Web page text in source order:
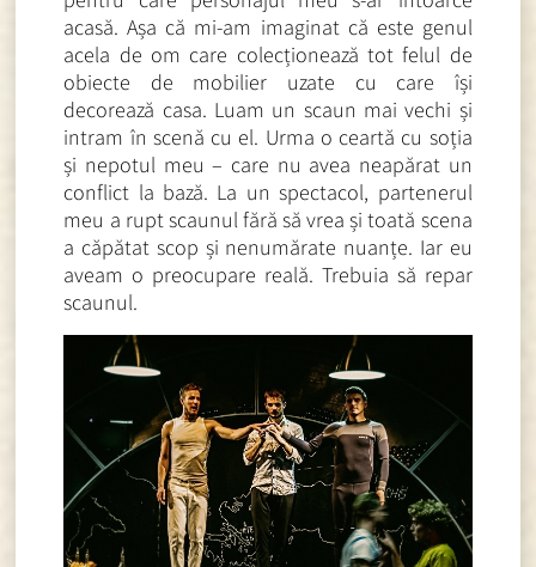
acasă. Așa că mi-am imaginat că este genul
acela de om care colecționează tot felul de
obiecte de mobilier uzate cu care își
decorează casa. Luam un scaun mai vechi și
intram în scenă cu el. Urma o ceartă cu soția
și nepotul meu – care nu avea neapărat un
conflict la bază. La un spectacol, partenerul
meu a rupt scaunul fără să vrea și toată scena
a căpătat scop și nenumărate nuanțe. Iar eu
aveam o preocupare reală. Trebuia să repar
scaunul.